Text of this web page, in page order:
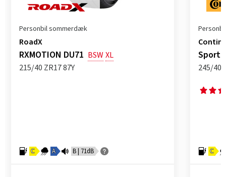
RoadX
RXMOTION DU71 BSWXL
215/40 ZR17 87Y
Personbil sommerdæk
C A B | 71dB
245/40
C